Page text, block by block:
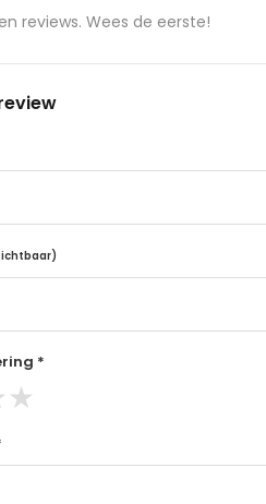
product terug naar de koper.
retourtermijn
dagen een terugbetaling na
wordt gedaan via de
reviews. Wees de eerste!
*
★